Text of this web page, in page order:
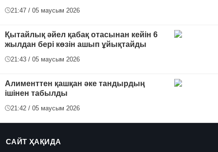
21:47 / 05 маусым 2026
Қытайлық әйел қабақ отасынан кейін 6
жылдан бері көзін ашып ұйықтайды
21:43 / 05 маусым 2026
Алименттен қашқан әке тандырдың
ішінен табылды
21:42 / 05 маусым 2026
САЙТ ҲАҚИДА